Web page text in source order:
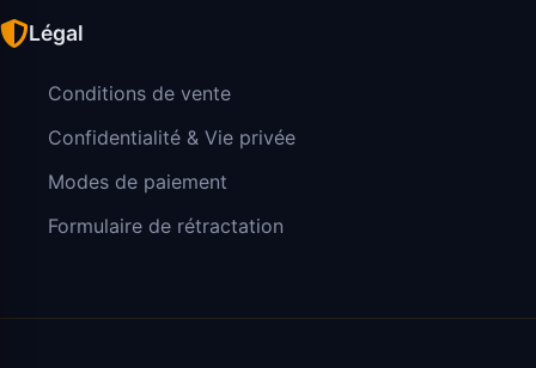
Légal
Conditions de vente
Confidentialité & Vie privée
Modes de paiement
Formulaire de rétractation